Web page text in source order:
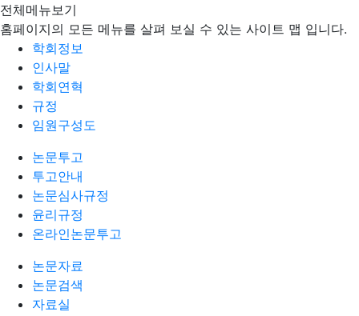
전체메뉴보기
홈페이지의 모든 메뉴를 살펴 보실 수 있는 사이트 맵 입니다.
학회정보
인사말
학회연혁
규정
임원구성도
논문투고
투고안내
논문심사규정
윤리규정
온라인논문투고
논문자료
논문검색
자료실